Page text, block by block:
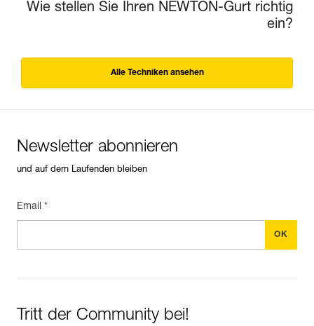
Wie stellen Sie Ihren NEWTON-Gurt richtig
ein?
Alle Techniken ansehen
Newsletter abonnieren
und auf dem Laufenden bleiben
Email *
Tritt der Community bei!